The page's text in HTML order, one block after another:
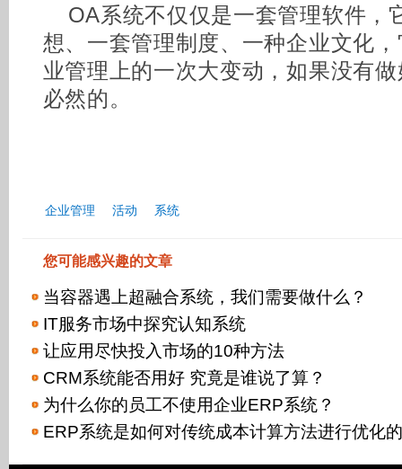
OA系统不仅仅是一套管理软件，
想、一套管理制度、一种企业文化
业管理上的一次大变动，如果没有
必然的。
企业管理 活动 系统
您可能感兴趣的文章
当容器遇上超融合系统，我们需要做什么？
IT服务市场中探究认知系统
让应用尽快投入市场的10种方法
CRM系统能否用好 究竟是谁说了算？
为什么你的员工不使用企业ERP系统？
ERP系统是如何对传统成本计算方法进行优化